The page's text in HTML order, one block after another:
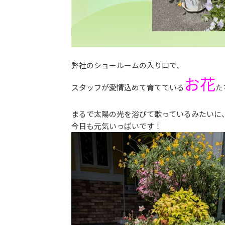
弊社のショールームの入り口で、
スタッフが愛情込めて育てている お花
まるで太陽の光を浴びて歌っているみたいに
今日も元気いっぱいです！